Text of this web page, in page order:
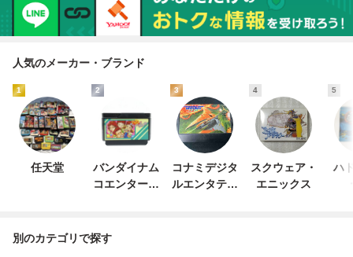
人気のメーカー・ブランド
1
任天堂
2
バンダイナム
コエンターテ
3
コナミデジタ
ルエンタテイ
4
スクウェア・
エニックス
5
ハ
別のカテゴリで探す